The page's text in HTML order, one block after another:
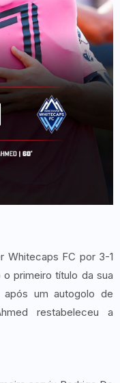
Whitecaps FC por 3-1
primeiro título da sua
um autogolo de
restabeleceu a